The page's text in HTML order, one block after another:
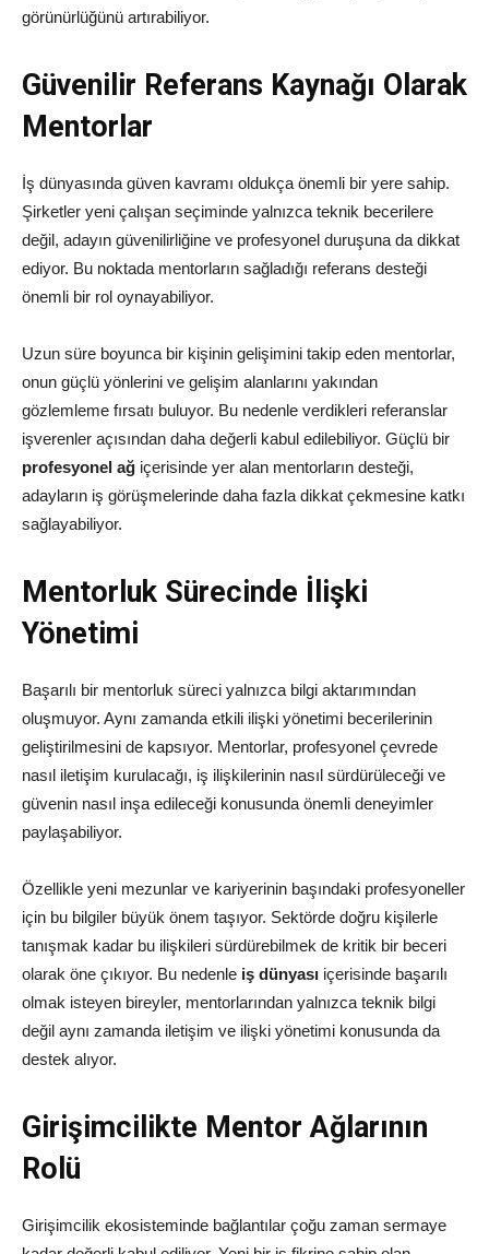
görünürlüğünü artırabiliyor.
Güvenilir Referans Kaynağı Olarak
Mentorlar
İş dünyasında güven kavramı oldukça önemli bir yere sahip.
Şirketler yeni çalışan seçiminde yalnızca teknik becerilere
değil, adayın güvenilirliğine ve profesyonel duruşuna da dikkat
ediyor. Bu noktada mentorların sağladığı referans desteği
önemli bir rol oynayabiliyor.
Uzun süre boyunca bir kişinin gelişimini takip eden mentorlar,
onun güçlü yönlerini ve gelişim alanlarını yakından
gözlemleme fırsatı buluyor. Bu nedenle verdikleri referanslar
işverenler açısından daha değerli kabul edilebiliyor. Güçlü bir
profesyonel ağ içerisinde yer alan mentorların desteği,
adayların iş görüşmelerinde daha fazla dikkat çekmesine katkı
sağlayabiliyor.
Mentorluk Sürecinde İlişki
Yönetimi
Başarılı bir mentorluk süreci yalnızca bilgi aktarımından
oluşmuyor. Aynı zamanda etkili ilişki yönetimi becerilerinin
geliştirilmesini de kapsıyor. Mentorlar, profesyonel çevrede
nasıl iletişim kurulacağı, iş ilişkilerinin nasıl sürdürüleceği ve
güvenin nasıl inşa edileceği konusunda önemli deneyimler
paylaşabiliyor.
Özellikle yeni mezunlar ve kariyerinin başındaki profesyoneller
için bu bilgiler büyük önem taşıyor. Sektörde doğru kişilerle
tanışmak kadar bu ilişkileri sürdürebilmek de kritik bir beceri
olarak öne çıkıyor. Bu nedenle iş dünyası içerisinde başarılı
olmak isteyen bireyler, mentorlarından yalnızca teknik bilgi
değil aynı zamanda iletişim ve ilişki yönetimi konusunda da
destek alıyor.
Girişimcilikte Mentor Ağlarının
Rolü
Girişimcilik ekosisteminde bağlantılar çoğu zaman sermaye